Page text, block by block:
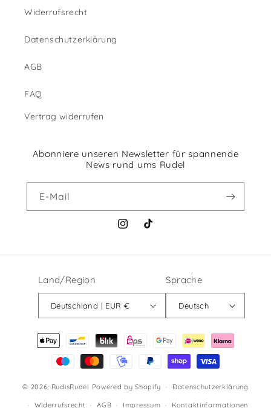
Widerrufsrecht
Datenschutzerklärung
AGB
FAQ
Vertrag widerrufen
Abonniere unseren Newsletter für spannende
News rund ums Rudel
E-Mail
Instagram
TikTok
Land/Region
Deutschland | EUR €
Sprache
Deutsch
Zahlungsmethoden
© 2026, RudisRudel Powered by Shopify Datenschutzerklärung
Widerrufsrecht AGB Impressum Kontaktinformationen